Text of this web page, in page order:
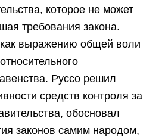
которое не может
требования закона.
как выражению общей воли
Руссо решил
средств контроля за
обосновал
законов самим народом,